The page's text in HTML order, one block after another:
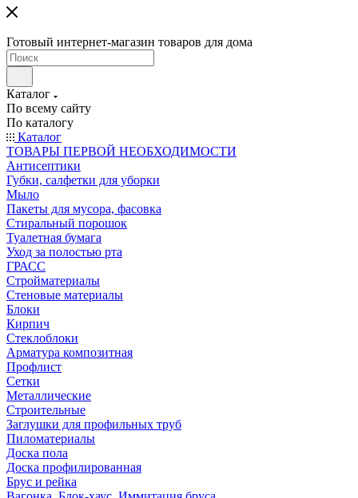
Готовый интернет-магазин товаров для дома
Каталог
По всему сайту
По каталогу
Каталог
ТОВАРЫ ПЕРВОЙ НЕОБХОДИМОСТИ
Антисептики
Губки, салфетки для уборки
Мыло
Пакеты для мусора, фасовка
Стиральный порошок
Туалетная бумага
Уход за полостью рта
ГРАСС
Стройматериалы
Стеновые материалы
Блоки
Кирпич
Стеклоблоки
Арматура композитная
Профлист
Сетки
Металлические
Строительные
Заглушки для профильных труб
Пиломатериалы
Доска пола
Доска профилированная
Брус и рейка